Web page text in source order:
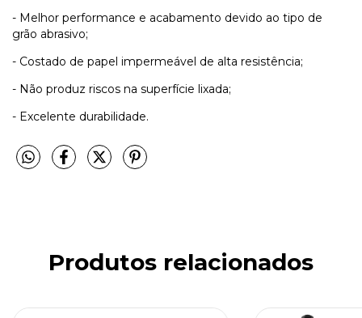
- Melhor performance e acabamento devido ao tipo de
grão abrasivo;
- Costado de papel impermeável de alta resistência;
- Não produz riscos na superfície lixada;
- Excelente durabilidade.
Produtos relacionados